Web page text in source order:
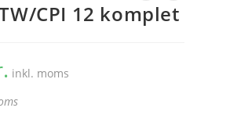
CPI 12 komplet
inkl. moms